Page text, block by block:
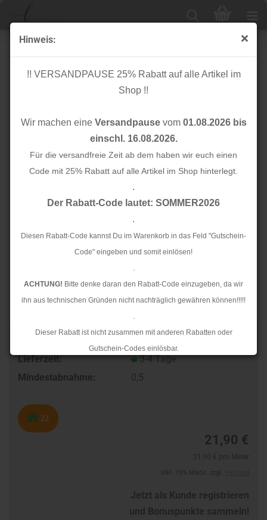
Hinweis:
!! VERSANDPAUSE 25% Rabatt auf alle Artikel im
Shop !!
Wir machen eine Versandpausevom 01.08.2026 bis
einschl. 16.08.2026.
Für die versandfreie Zeit ab dem haben wir euch einen
Code mit 25% Rabatt auf alle Artikel im Shop hinterlegt.
.
Der Rabatt-Code lautet: SOMMER2026
.
Diesen Rabatt-Code kannst Du im Warenkorb in das Feld "Gutschein-
Code" eingeben und somit einlösen!
.
ACHTUNG! Bitte denke daran den Rabatt-Code einzugeben, da wir
ihn aus technischen Gründen nicht nachträglich gewähren können!!!!!
.
Dieser Rabatt ist nicht zusammen mit anderen Rabatten oder
Gutschein-Codes einlösbar.
.
Ab dem 17.08.2026 versenden wir wieder wie gewohnt. Aufgrund des
Baumwolle - Blooms - mustard - Wallflower - Cotton
and Steel
Lieferzeit:
3-4 Tage
Mindestabnahme:
0,5
22
21,90 €